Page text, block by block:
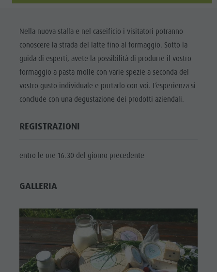
ATTRAZIONI
FAMIGLIA &
BAMBINI
EVENTI
Benessere
Parchi
naturali
La Val
Pusteria
Shopping
Parchi naturali
La Val Pusteria
Alto Adige
Dolasilla Saga
Eventi
Nella nuova stalla e nel caseificio i visitatori potranno
conoscere la strada del latte fino al formaggio. Sotto la
guida di esperti, avete la possibilità di produrre il vostro
formaggio a pasta molle con varie spezie a seconda del
vostro gusto individuale e portarlo con voi. L’esperienza si
conclude con una degustazione dei prodotti aziendali.
REGISTRAZIONI
entro le ore 16.30 del giorno precedente
GALLERIA